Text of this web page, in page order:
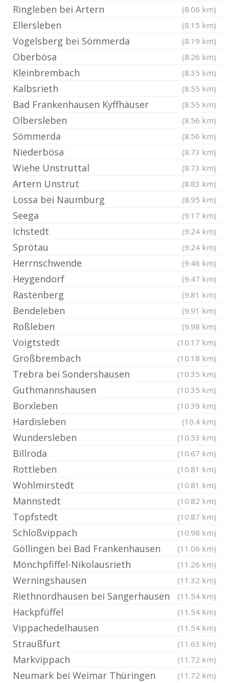
Ringleben bei Artern (8.06 km)
Ellersleben (8.15 km)
Vogelsberg bei Sömmerda (8.19 km)
Oberbösa (8.26 km)
Kleinbrembach (8.35 km)
Kalbsrieth (8.55 km)
Bad Frankenhausen Kyffhäuser (8.55 km)
Olbersleben (8.56 km)
Sömmerda (8.56 km)
Niederbösa (8.73 km)
Wiehe Unstruttal (8.73 km)
Artern Unstrut (8.83 km)
Lossa bei Naumburg (8.95 km)
Seega (9.17 km)
Ichstedt (9.24 km)
Sprötau (9.24 km)
Herrnschwende (9.46 km)
Heygendorf (9.47 km)
Rastenberg (9.81 km)
Bendeleben (9.91 km)
Roßleben (9.98 km)
Voigtstedt (10.17 km)
Großbrembach (10.18 km)
Trebra bei Sondershausen (10.35 km)
Guthmannshausen (10.35 km)
Borxleben (10.39 km)
Hardisleben (10.4 km)
Wundersleben (10.53 km)
Billroda (10.67 km)
Rottleben (10.81 km)
Wohlmirstedt (10.81 km)
Mannstedt (10.82 km)
Topfstedt (10.87 km)
Schloßvippach (10.98 km)
Göllingen bei Bad Frankenhausen (11.06 km)
Mönchpfiffel-Nikolausrieth (11.26 km)
Werningshausen (11.32 km)
Riethnordhausen bei Sangerhausen (11.54 km)
Hackpfüffel (11.54 km)
Vippachedelhausen (11.54 km)
Straußfurt (11.63 km)
Markvippach (11.72 km)
Neumark bei Weimar Thüringen (11.72 km)